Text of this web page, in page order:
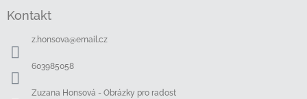
Kontakt
z.honsova@email.cz
603985058
Zuzana Honsová - Obrázky pro radost